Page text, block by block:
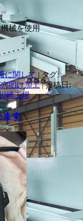
械を使用
に関して | タグ:
明け加工| 投稿日:
崎工場
ます